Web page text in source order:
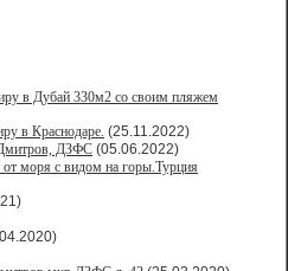
в Дубай 330м2 со своим пляжем
в Краснодаре. (25.11.2022)
ДЗФС (05.06.2022)
моря с видом на горы.Турция